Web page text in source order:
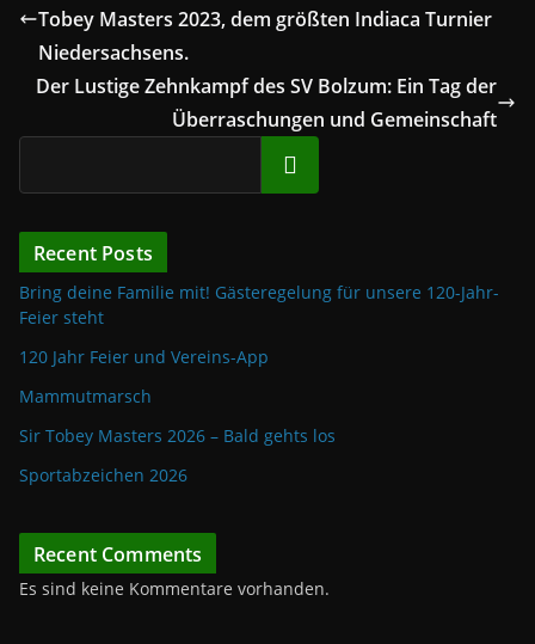
Tobey Masters 2023, dem größten Indiaca Turnier
Niedersachsens.
Der Lustige Zehnkampf des SV Bolzum: Ein Tag der
Überraschungen und Gemeinschaft
Suchen
Recent Posts
Bring deine Familie mit! Gästeregelung für unsere 120-Jahr-
Feier steht
120 Jahr Feier und Vereins-App
Mammutmarsch
Sir Tobey Masters 2026 – Bald gehts los
Sportabzeichen 2026
Recent Comments
Es sind keine Kommentare vorhanden.